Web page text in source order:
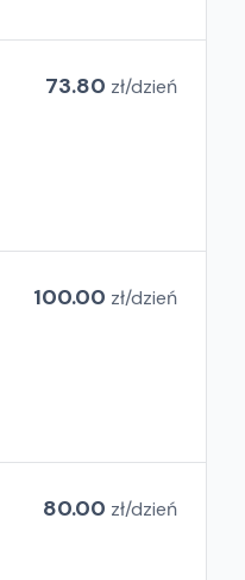
73.80 zł/dzień
100.00 zł/dzień
80.00 zł/dzień